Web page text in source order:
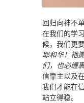
回归向神不
在我们的学
候，我们更
耶和华！祂
们，也必缠
信靠主以及
我们才能在
站立得稳。